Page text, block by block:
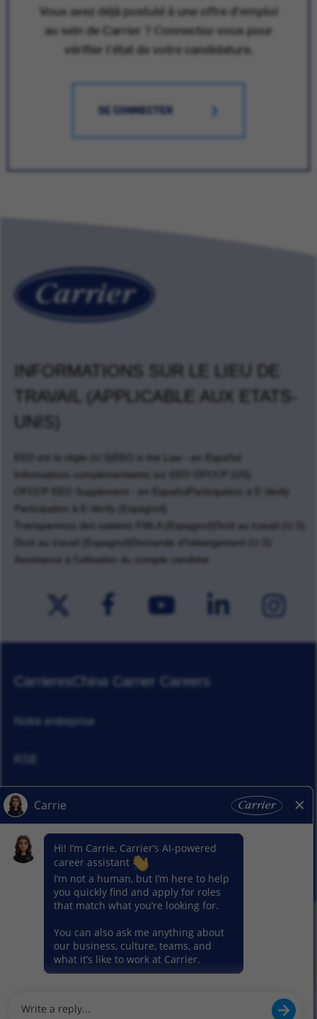
Vous avez déjà postulé à une offre d'emploi
au sein de Carrier ? Connectez-vous pour
vérifier l'état de votre candidature.
SE CONNECTER
INFORMATIONS SUR LE LIEU DE
TRAVAIL (APPLICABLE AUX ETATS-
UNIS)
EEO est la règle (U.S)
EEO is the Law - en Español
Informations complémentaires sur EEO OFCCP (US)
OFCCP EEO Supplement - en Español
Participation à E-Verify
Participation à E-Verify (Espagnol)
Transparence des salaires FMLA (Espagnol)
Droit au travail (U.S)
Droit au travail (Espagnol)
Demande d'hébergement (U.S)
Assistance à l'utlisation du compte candidat
CarrieresChina Carrier Careers
Notre entreprise
Actualités
Nos activitiés
© 2026 Carrier. Tous droits réservés
Notice sur la protection des données
Conditions d'utilisation